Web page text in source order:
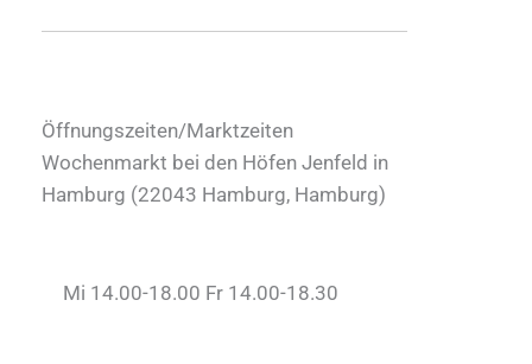
Öffnungszeiten/Marktzeiten
Wochenmarkt bei den Höfen Jenfeld in
Hamburg (22043 Hamburg, Hamburg)
Mi 14.00-18.00 Fr 14.00-18.30